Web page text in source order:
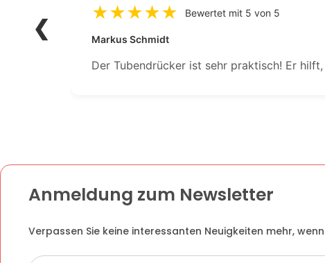
Bewertet mit 5 von 5
Markus Schmidt
Der Tubendrücker ist sehr praktisch! Er
Anmeldung zum Newsletter
Verpassen Sie keine interessanten Neuigkeiten mehr,